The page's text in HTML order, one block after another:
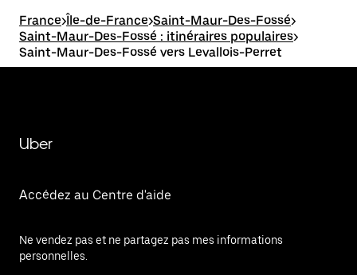
France>Île-de-France>Saint-Maur-Des-Fossé>
Saint-Maur-Des-Fossé : itinéraires populaires>
Saint-Maur-Des-Fossé vers Levallois-Perret
Uber
Accédez au Centre d'aide
Ne vendez pas et ne partagez pas mes informations
personnelles.